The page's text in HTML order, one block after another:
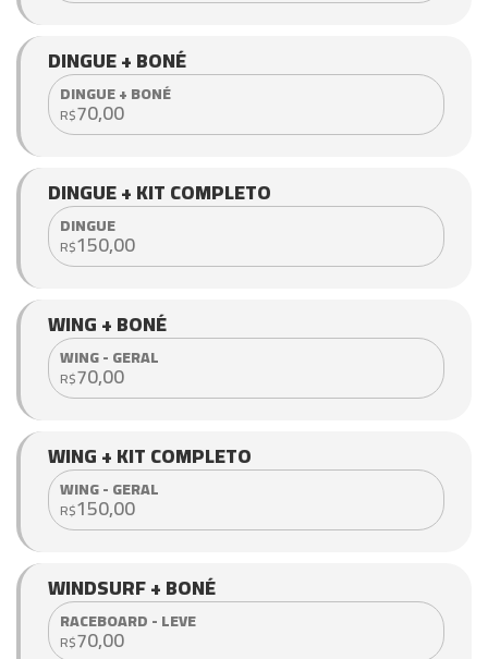
DINGUE + BONÉ
DINGUE + BONÉ
R$70,00
DINGUE + KIT COMPLETO
DINGUE
R$150,00
WING + BONÉ
WING - GERAL
R$70,00
WING + KIT COMPLETO
WING - GERAL
R$150,00
WINDSURF + BONÉ
RACEBOARD - LEVE
R$70,00